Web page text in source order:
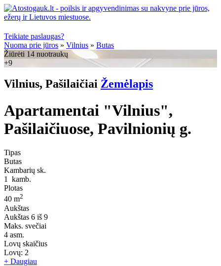
Teikiate paslaugas?
Nuoma prie jūros » Vilnius » Butas
Žiūrėti 14 nuotraukų
+9
Vilnius, Pašilaičiai Žemėlapis
Apartamentai "Vilnius",
Pašilaičiuose, Pavilnionių g.
Tipas
Butas
Kambarių sk.
1
kamb.
Plotas
40 m2
Aukštas
Aukštas 6 iš 9
Maks. svečiai
4 asm.
Lovų skaičius
Lovų: 2
+ Daugiau